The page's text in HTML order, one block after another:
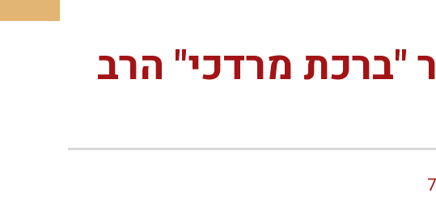
"ברכת מרדכי" הרב